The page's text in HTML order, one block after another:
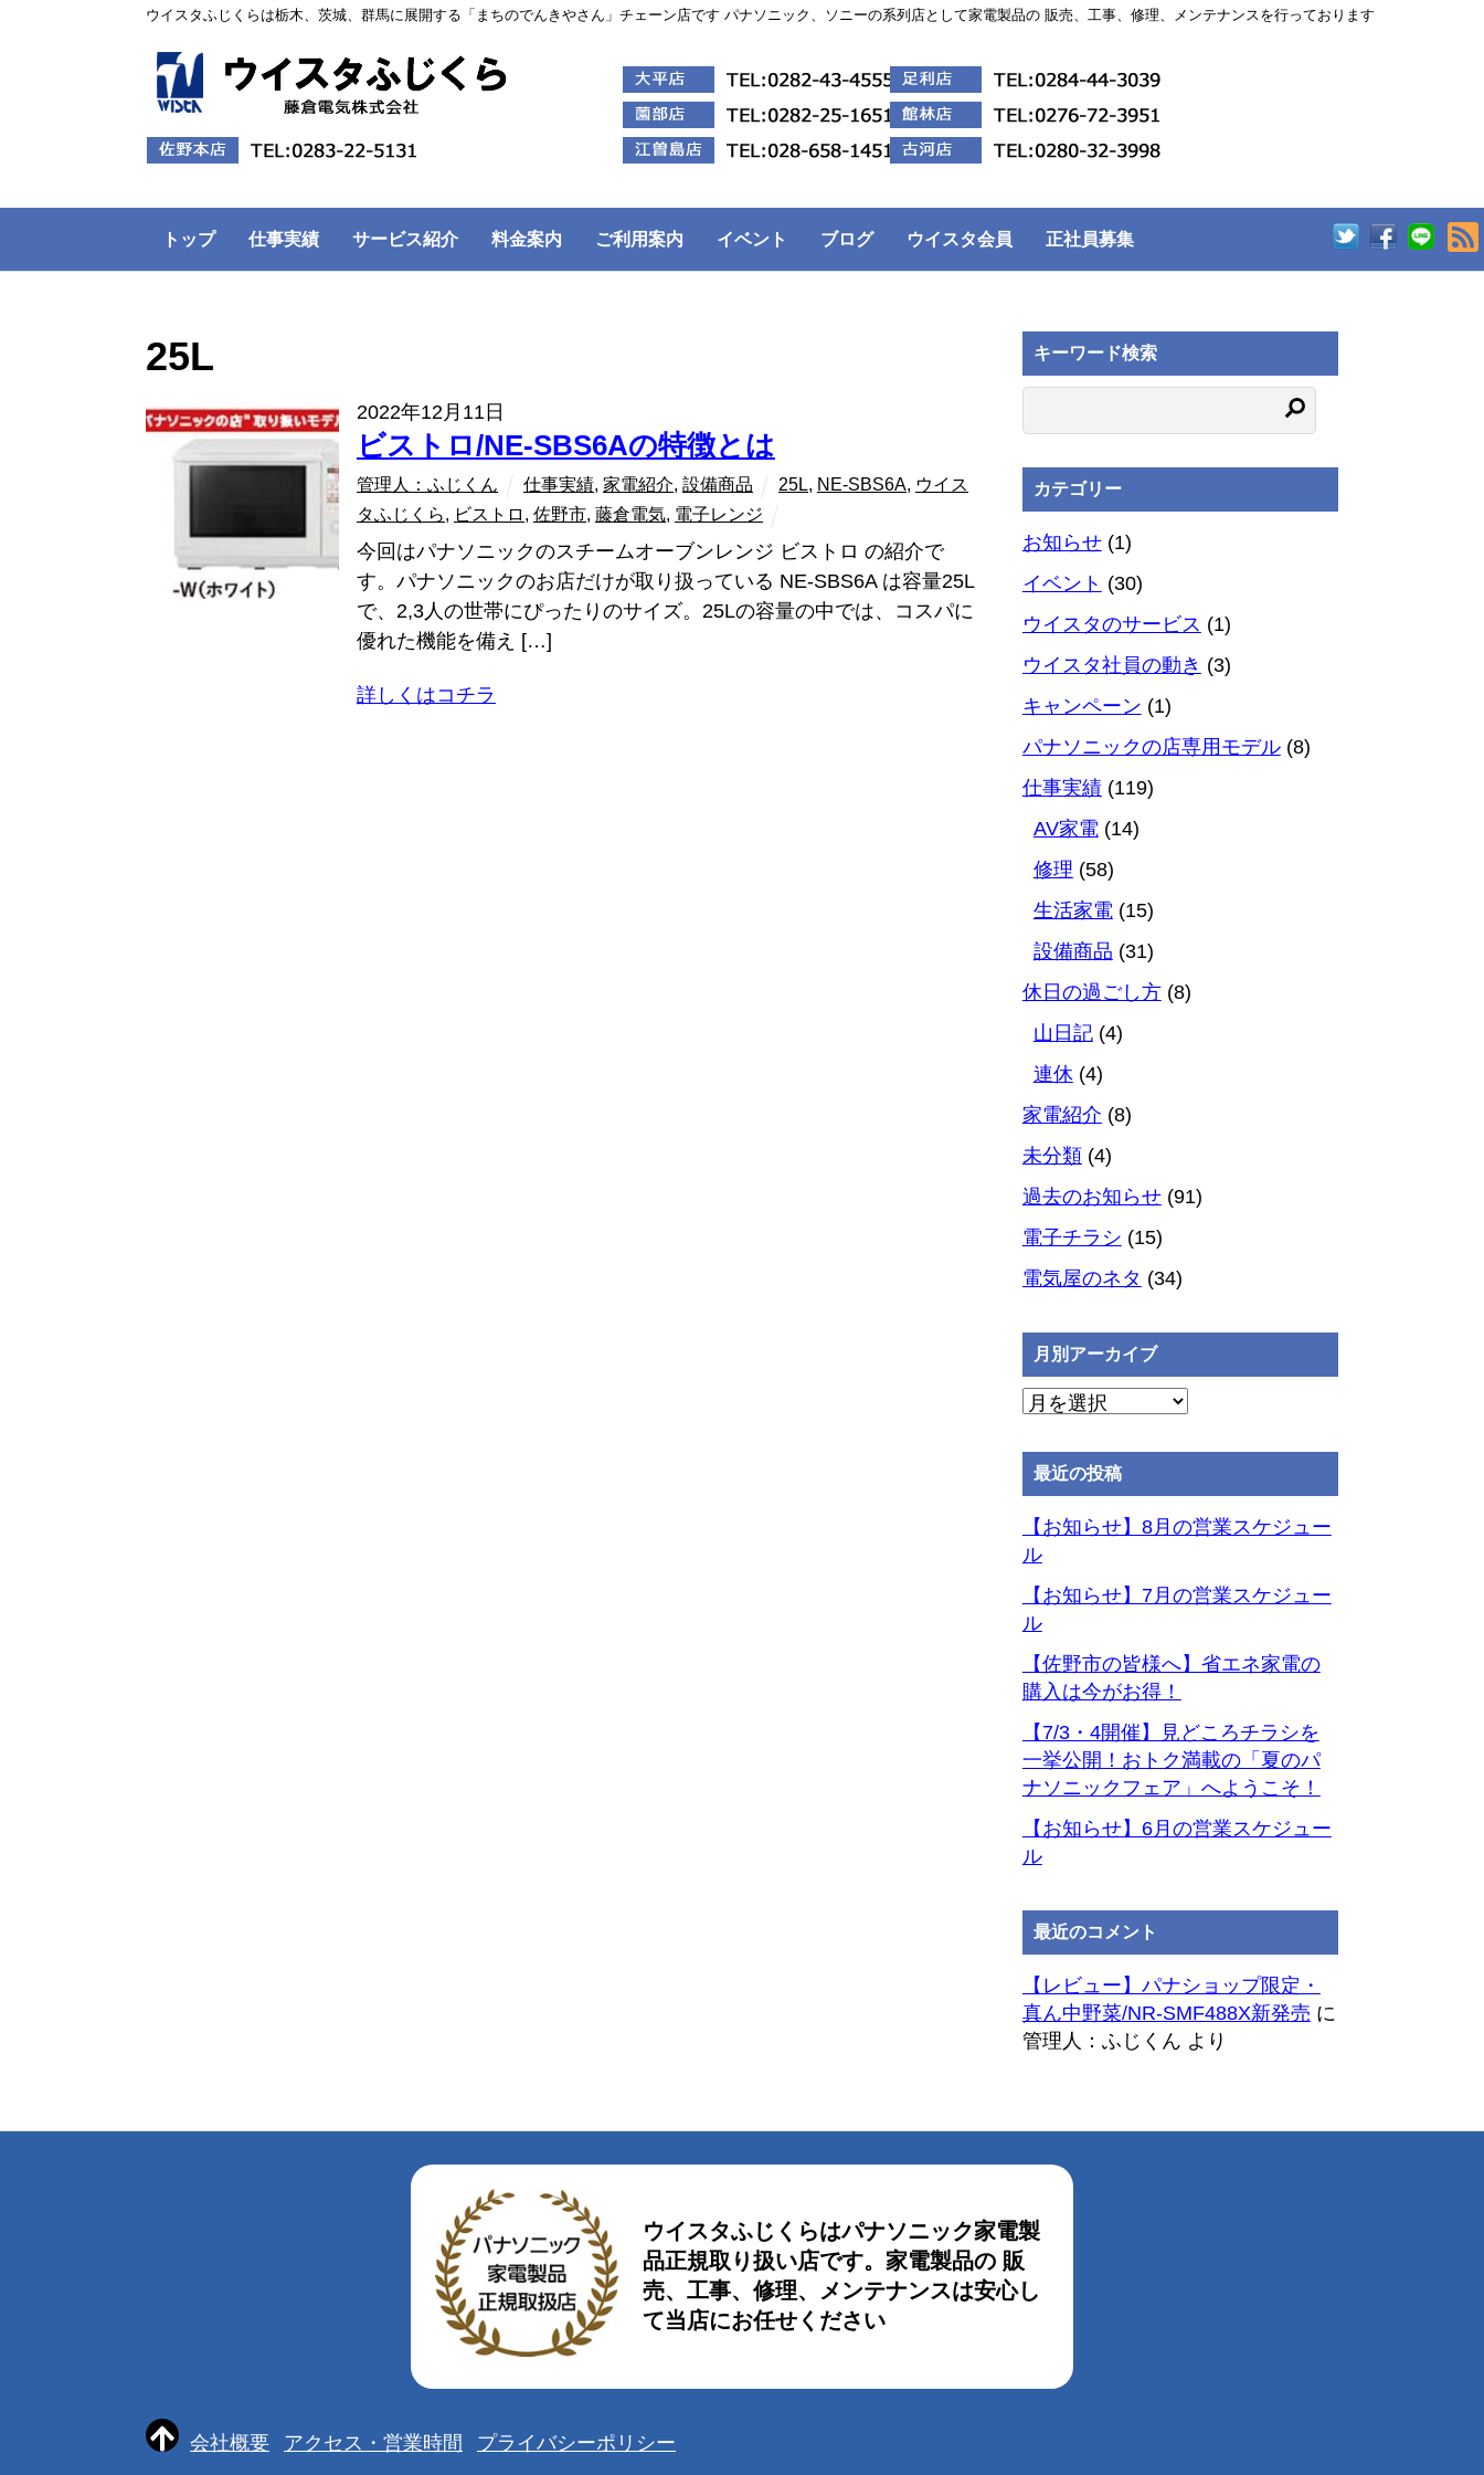
ウイスタふじくらは栃木、茨城、群馬に展開する「まちのでんきやさん」チェーン店です パナソニック、ソニーの系列店として家電製品の 販売、工事、修理、メンテナンスを行っております
トップ 仕事実績 サービス紹介 料金案内 ご利用案内 イベント ブログ ウイスタ会員 正社員募集
25L
2022年12月11日
ビストロ/NE-SBS6Aの特徴とは
管理人：ふじくん 仕事実績, 家電紹介, 設備商品 25L, NE-SBS6A, ウイス
タふじくら, ビストロ , 佐野市, 藤倉電気, 電子レンジ
今回はパナソニックのスチームオーブンレンジ ビストロ の紹介で
す。パナソニックのお店だけが取り扱っている NE-SBS6A は容量25L
で、2,3人の世帯にぴったりのサイズ。25Lの容量の中では、コスパに
優れた機能を備え […]
詳しくはコチラ
キーワード検索
カテゴリー
お知らせ(1)
イベント (30)
ウイスタのサービス (1)
ウイスタ社員の動き (3)
キャンペーン (1)
パナソニックの店専用モデル(8)
仕事実績(119)
AV家電(14)
修理 (58)
生活家電(15)
設備商品 (31)
休日の過ごし方(8)
山日記(4)
連休(4)
家電紹介 (8)
未分類(4)
過去のお知らせ(91)
電子チラシ (15)
電気屋のネタ (34)
月別アーカイブ
月
ア
ー
カ
イ
ブ
最近の投稿
【お知らせ】8月の営業スケジュー
ル
【お知らせ】7月の営業スケジュー
ル
【佐野市の皆様へ】省エネ家電の
購入は今がお得！
【7/3・4開催】見どころチラシを
一挙公開！おトク満載の「夏のパ
ナソニックフェア」へようこそ！
【お知らせ】6月の営業スケジュー
ル
最近のコメント
【レビュー】パナショップ限定・
真ん中野菜/NR-SMF488X新発売 に
管理人：ふじくん より
ウイスタふじくらはパナソニック家電製
品正規取り扱い店です。家電製品の 販
売、工事、修理、メンテナンスは安心し
て当店にお任せください
会社概要 アクセス・営業時間 プライバシーポリシー